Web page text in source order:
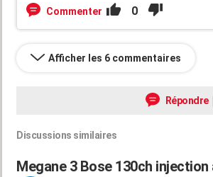
Commenter 0
Afficher les 6 commentaires
Répondre
Discussions similaires
Megane 3 Bose 130ch